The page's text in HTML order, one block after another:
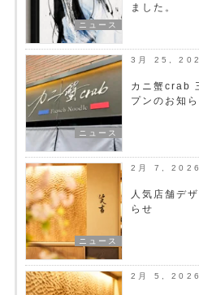
ニュース
ました。
ニュース
3月 25,
カニ蟹crab
プンのお知
ニュース
2月 7, 2026
人気店舗デ
らせ
2月 5, 2026